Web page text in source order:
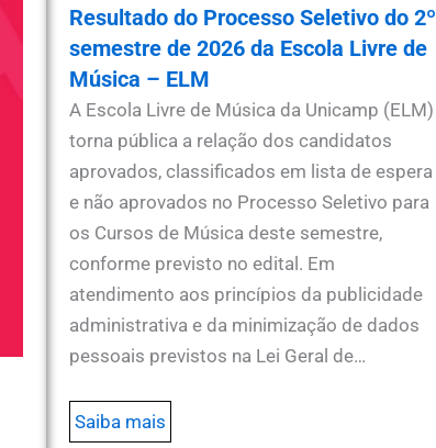
Resultado do Processo Seletivo do 2º
semestre de 2026 da Escola Livre de
Música – ELM
A Escola Livre de Música da Unicamp (ELM)
torna pública a relação dos candidatos
aprovados, classificados em lista de espera
e não aprovados no Processo Seletivo para
os Cursos de Música deste semestre,
conforme previsto no edital. Em
atendimento aos princípios da publicidade
administrativa e da minimização de dados
pessoais previstos na Lei Geral de…
Saiba mais